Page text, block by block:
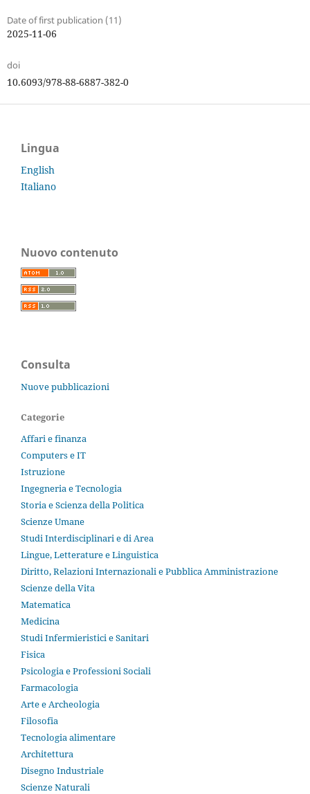
Date of first publication (11)
2025-11-06
doi
10.6093/978-88-6887-382-0
Lingua
English
Italiano
Nuovo contenuto
Consulta
Nuove pubblicazioni
Categorie
Affari e finanza
Computers e IT
Istruzione
Ingegneria e Tecnologia
Storia e Scienza della Politica
Scienze Umane
Studi Interdisciplinari e di Area
Lingue, Letterature e Linguistica
Diritto, Relazioni Internazionali e Pubblica Amministrazione
Scienze della Vita
Matematica
Medicina
Studi Infermieristici e Sanitari
Fisica
Psicologia e Professioni Sociali
Farmacologia
Arte e Archeologia
Filosofia
Tecnologia alimentare
Architettura
Disegno Industriale
Scienze Naturali